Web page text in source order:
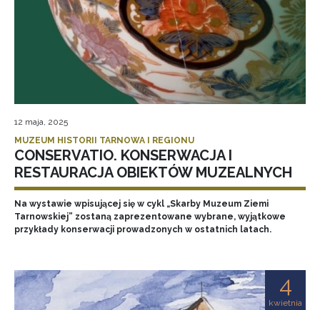
12 maja, 2025
MUZEUM HISTORII TARNOWA I REGIONU
CONSERVATIO. KONSERWACJA I
RESTAURACJA OBIEKTÓW MUZEALNYCH
Na wystawie wpisującej się w cykl „Skarby Muzeum Ziemi
Tarnowskiej” zostaną zaprezentowane wybrane, wyjątkowe
przykłady konserwacji prowadzonych w ostatnich latach.
4
kwietnia